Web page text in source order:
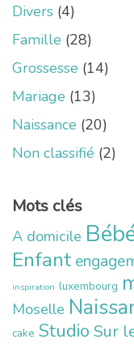
Divers (4)
Famille (28)
Grossesse (14)
Mariage (13)
Naissance (20)
Non classifié (2)
Mots clés
A domicile
Enfant
inspiration luxembourg
Moselle
cake Studio Sur